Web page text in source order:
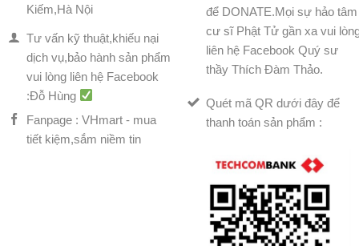
Kiếm,Hà Nội
Tư vấn kỹ thuật,khiếu nại
dịch vụ,bảo hành sản phẩm
vui lòng liên hệ Facebook
:Đỗ Hùng
Fanpage : VHmart - mua
tiết kiệm,sắm niềm tin
để DONATE.Mọi sự hảo tâm
cư sĩ Phật Tử gần xa vui
liên hệ Facebook Quý sư
thầy Thích Đàm Thảo.
Quét mã QR dưới đây để
thanh toán sản phẩm :